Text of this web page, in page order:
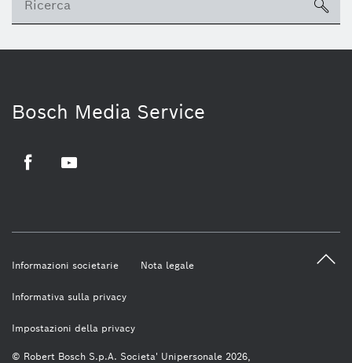
Bosch Media Service
© Robert Bosch S.p.A. Societa' Unipersonale 2026,
Informazioni societarie Nota legale
Informativa sulla privacy
Impostazioni della privacy